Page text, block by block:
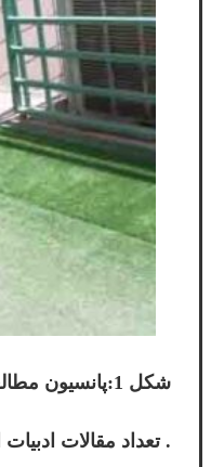
شکل 1:پانسیون مطالعاتی در اصفهان
. تعداد مقالات ادبیات